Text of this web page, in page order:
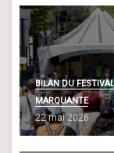
BILAN DU
MARQUANTE
22 mai 2026